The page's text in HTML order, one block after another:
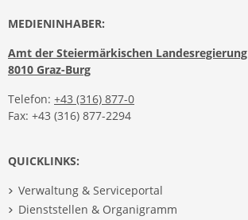
MEDIENINHABER:
Amt der Steiermärkischen Landesregierung
8010 Graz-Burg
Telefon: +43 (316) 877-0
Fax: +43 (316) 877-2294
QUICKLINKS:
Verwaltung & Serviceportal
Dienststellen & Organigramm